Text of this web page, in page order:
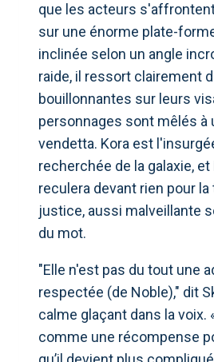
que les acteurs
sur une énorme plate-
inclinée selon un angle
raide, il ressort clairement
bouillonnantes sur leurs
personnages sont mêlés à
vendetta. Kora est
recherchée de la galaxie, et
reculera devant rien pour la
justice, aussi malveillante
du mot.
"Elle n'est pas du tout une
respectée (de Noble)," dit
calme glaçant dans la voix.
comme une récompense